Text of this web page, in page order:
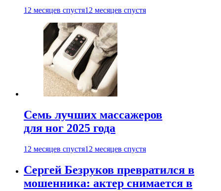
12 месяцев спустя12 месяцев спустя
Семь лучших массажеров
для ног 2025 года
12 месяцев спустя12 месяцев спустя
Сергей Безруков превратился в
мошенника: актер снимается в